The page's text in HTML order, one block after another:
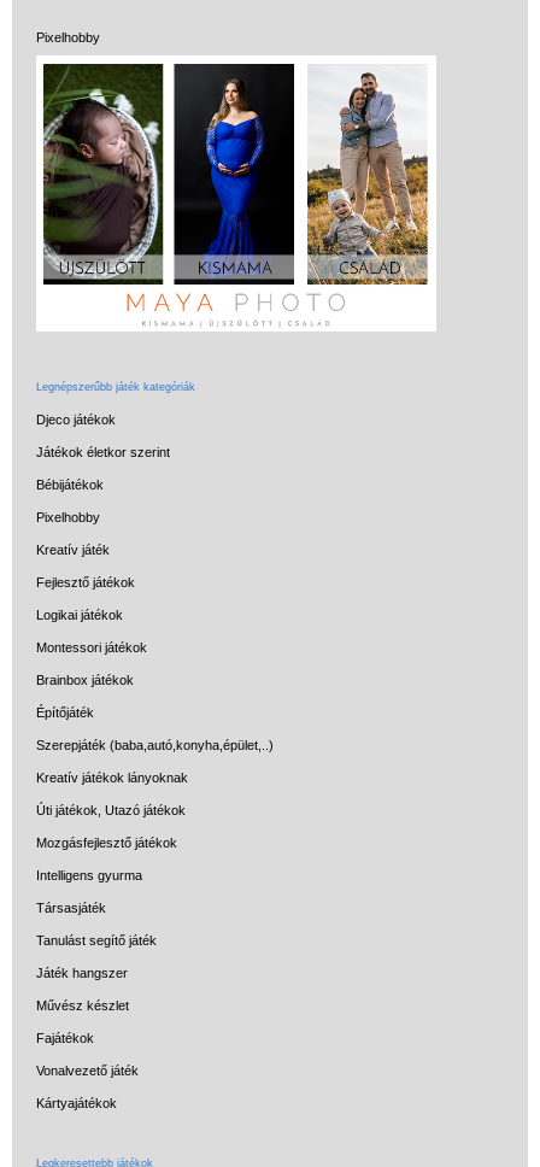
Pixelhobby
Legnépszerűbb játék kategóriák
Djeco játékok
Játékok életkor szerint
Bébijátékok
Pixelhobby
Kreatív játék
Fejlesztő játékok
Logikai játékok
Montessori játékok
Brainbox játékok
Építőjáték
Szerepjáték (baba,autó,konyha,épület,..)
Kreatív játékok lányoknak
Úti játékok, Utazó játékok
Mozgásfejlesztő játékok
Intelligens gyurma
Társasjáték
Tanulást segítő játék
Játék hangszer
Művész készlet
Fajátékok
Vonalvezető játék
Kártyajátékok
Legkeresettebb játékok